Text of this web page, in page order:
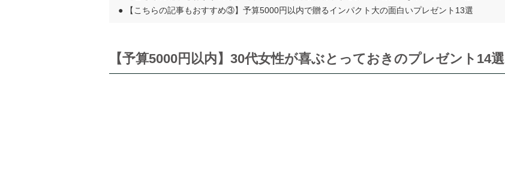
● 【こちらの記事もおすすめ③】予算5000円以内で贈るインパクト大の面白いプレゼント13選
【予算5000円以内】30代女性が喜ぶとっておきのプレゼント14選